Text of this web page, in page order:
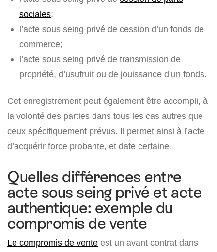
sociales;
l’acte sous seing privé de cession d’un fonds de
commerce;
l’acte sous seing privé de transmission de
propriété, d’usufruit ou de jouissance d’un fonds.
Cet enregistrement peut également être accompli, à
la volonté des parties dans tous les cas autres que
ceux spécifiquement prévus. Il permet ainsi à l’acte
d’acquérir force probante, et date certaine.
Quelles différences entre
acte sous seing privé et acte
authentique: exemple du
compromis de vente
Le compromis de vente est un avant contrat dans